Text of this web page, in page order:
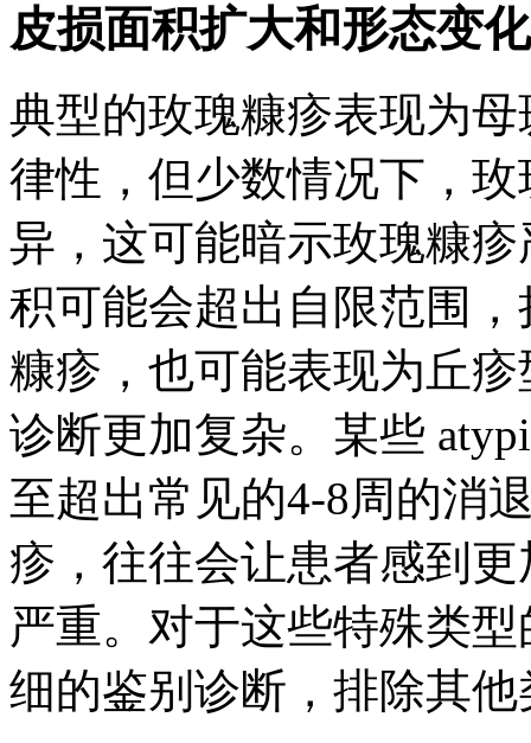
皮损面积扩大和形态变化
典型的玫瑰糠疹表现为
律性，但少数情况下，
异，这可能暗示玫瑰糠
积可能会超出自限范围
糠疹，也可能表现为丘
诊断更加复杂。某些
至超出常见的4-8周的消
疹，往往会让患者感到
严重。对于这些特殊类
细的鉴别诊断，排除其